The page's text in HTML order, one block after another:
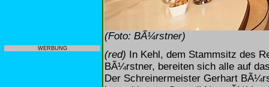
WERBUNG
(Foto: BÃ¼rstner)
(red) In Kehl, dem Stammsitz des
BÃ¼rstner, bereiten sich alle auf
Der Schreinermeister Gerhart